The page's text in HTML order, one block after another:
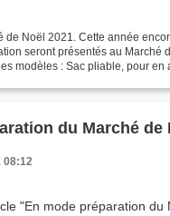
de Noël 2021. Cette année
seront présentés au Marché
modèles : Sac pliable, pour en
du Marché de
08:12